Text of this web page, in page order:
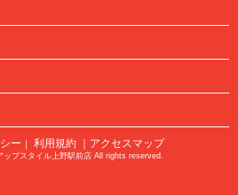
ー ｜ 利用規約 ｜アクセスマップ
プスタイル上野駅前店 All rights reserved.